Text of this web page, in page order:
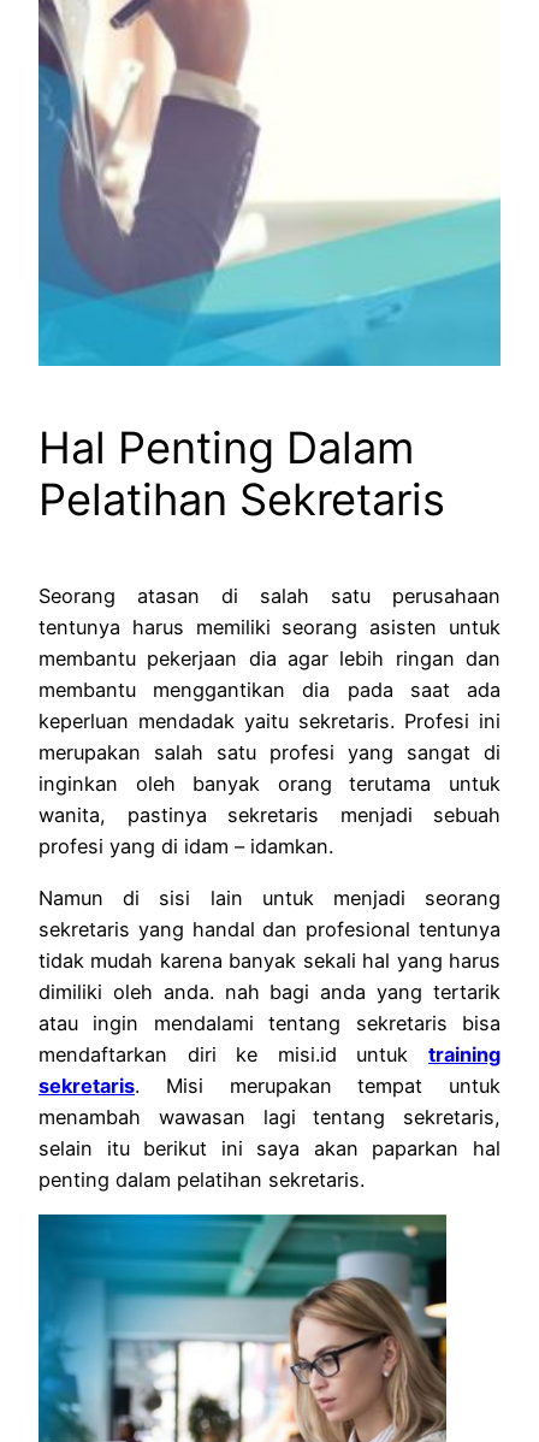
Hal Penting Dalam
Pelatihan Sekretaris
Seorang atasan di salah satu perusahaan
tentunya harus memiliki seorang asisten untuk
membantu pekerjaan dia agar lebih ringan dan
membantu menggantikan dia pada saat ada
keperluan mendadak yaitu sekretaris. Profesi ini
merupakan salah satu profesi yang sangat di
inginkan oleh banyak orang terutama untuk
wanita, pastinya sekretaris menjadi sebuah
profesi yang di idam – idamkan.
Namun di sisi lain untuk menjadi seorang
sekretaris yang handal dan profesional tentunya
tidak mudah karena banyak sekali hal yang harus
dimiliki oleh anda. nah bagi anda yang tertarik
atau ingin mendalami tentang sekretaris bisa
mendaftarkan diri ke misi.id untuk training
sekretaris. Misi merupakan tempat untuk
menambah wawasan lagi tentang sekretaris,
selain itu berikut ini saya akan paparkan hal
penting dalam pelatihan sekretaris.